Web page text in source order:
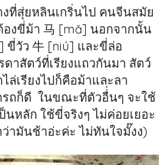
งที่สุ่ยหลินเกริ่นไป คนจีนสมัย
งขี่ม้า 马 [mǎ] นอกจากนั้น
ขี่วัว 牛 [niú] และขี่ล่อ
าสัตว์ที่เรียงแถวกันมา สัตว์
ล่เรียงไปก็คือม้าและลา
รถก็ดี ในขณะที่ตัวอื่่นๆ จะใช้
นหลัก ใช้ขี่จริงๆ ไม่ค่อยเยอะ
ว่ามันช้าอ่ะค่ะ ไม่ทันใจมั๊งง)